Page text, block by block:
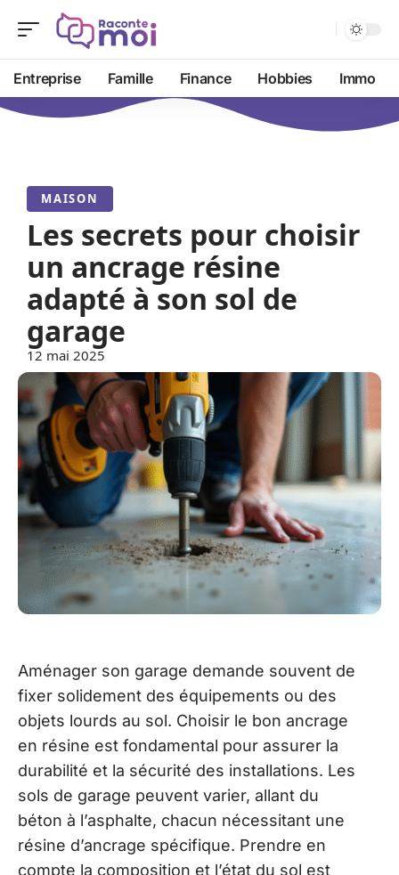
Entreprise Famille Finance Hobbies Immo
MAISON
Les secrets pour choisir
un ancrage résine
adapté à son sol de
garage
12 mai 2025
Aménager son garage demande souvent de
fixer solidement des équipements ou des
objets lourds au sol. Choisir le bon ancrage
en résine est fondamental pour assurer la
durabilité et la sécurité des installations. Les
sols de garage peuvent varier, allant du
béton à l’asphalte, chacun nécessitant une
résine d’ancrage spécifique. Prendre en
compte la composition et l’état du sol est